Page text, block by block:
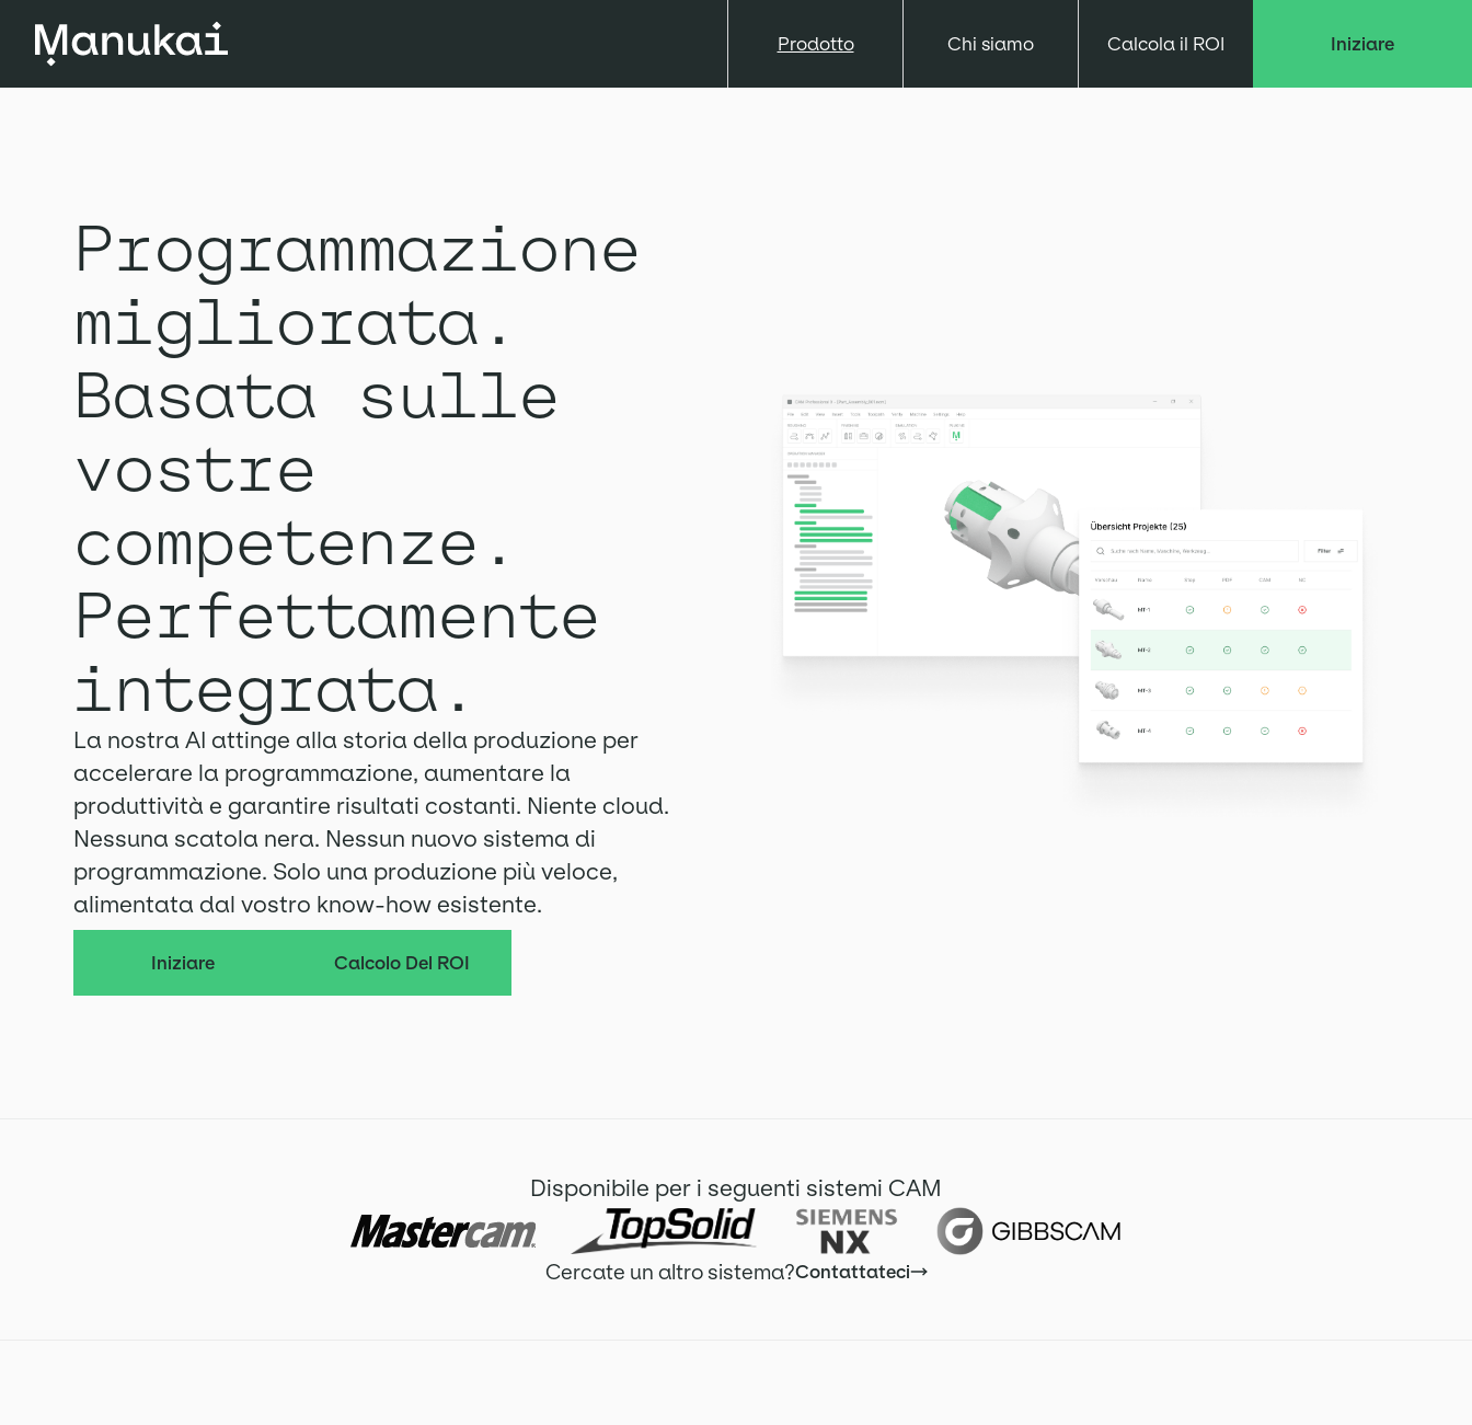
Prodotto Chi siamo Calcola il ROI Iniziare
Programmazione
migliorata.
Basata sulle
vostre
competenze.
Perfettamente
integrata.
La nostra AI attinge alla storia della produzione per
accelerare la programmazione, aumentare la
produttività e garantire risultati costanti. Niente cloud.
Nessuna scatola nera. Nessun nuovo sistema di
programmazione. Solo una produzione più veloce,
alimentata dal vostro know-how esistente.
Iniziare Calcolo Del ROI
Disponibile per i seguenti sistemi CAM
Cercate un altro sistema?Contattateci